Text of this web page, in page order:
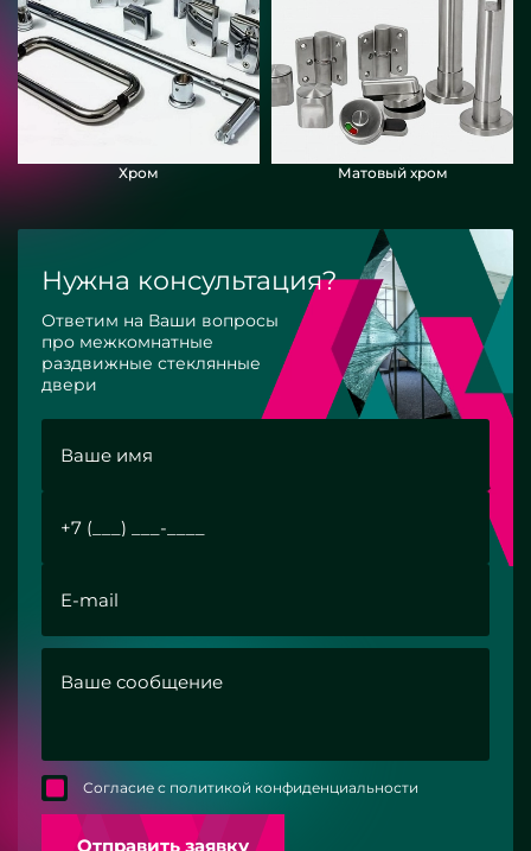
Хром Матовый хром
Нужна консультация?
Ответим на Ваши вопросы
про межкомнатные
раздвижные стеклянные
двери
Согласие с политикой конфиденциальности
Отправить заявку